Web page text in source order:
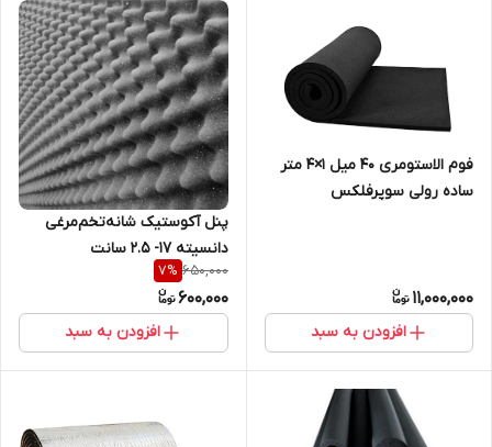
فوم الاستومری 40 میل 1×4 متر
ساده رولی سوپرفلکس
11,000,000
افزودن به سبد
پنل آکوستیک شانه‌تخم‌مرغی
دانسیته ۱۷- ۲.۵ سانت
650,000
7%
600,000
افزودن به سبد